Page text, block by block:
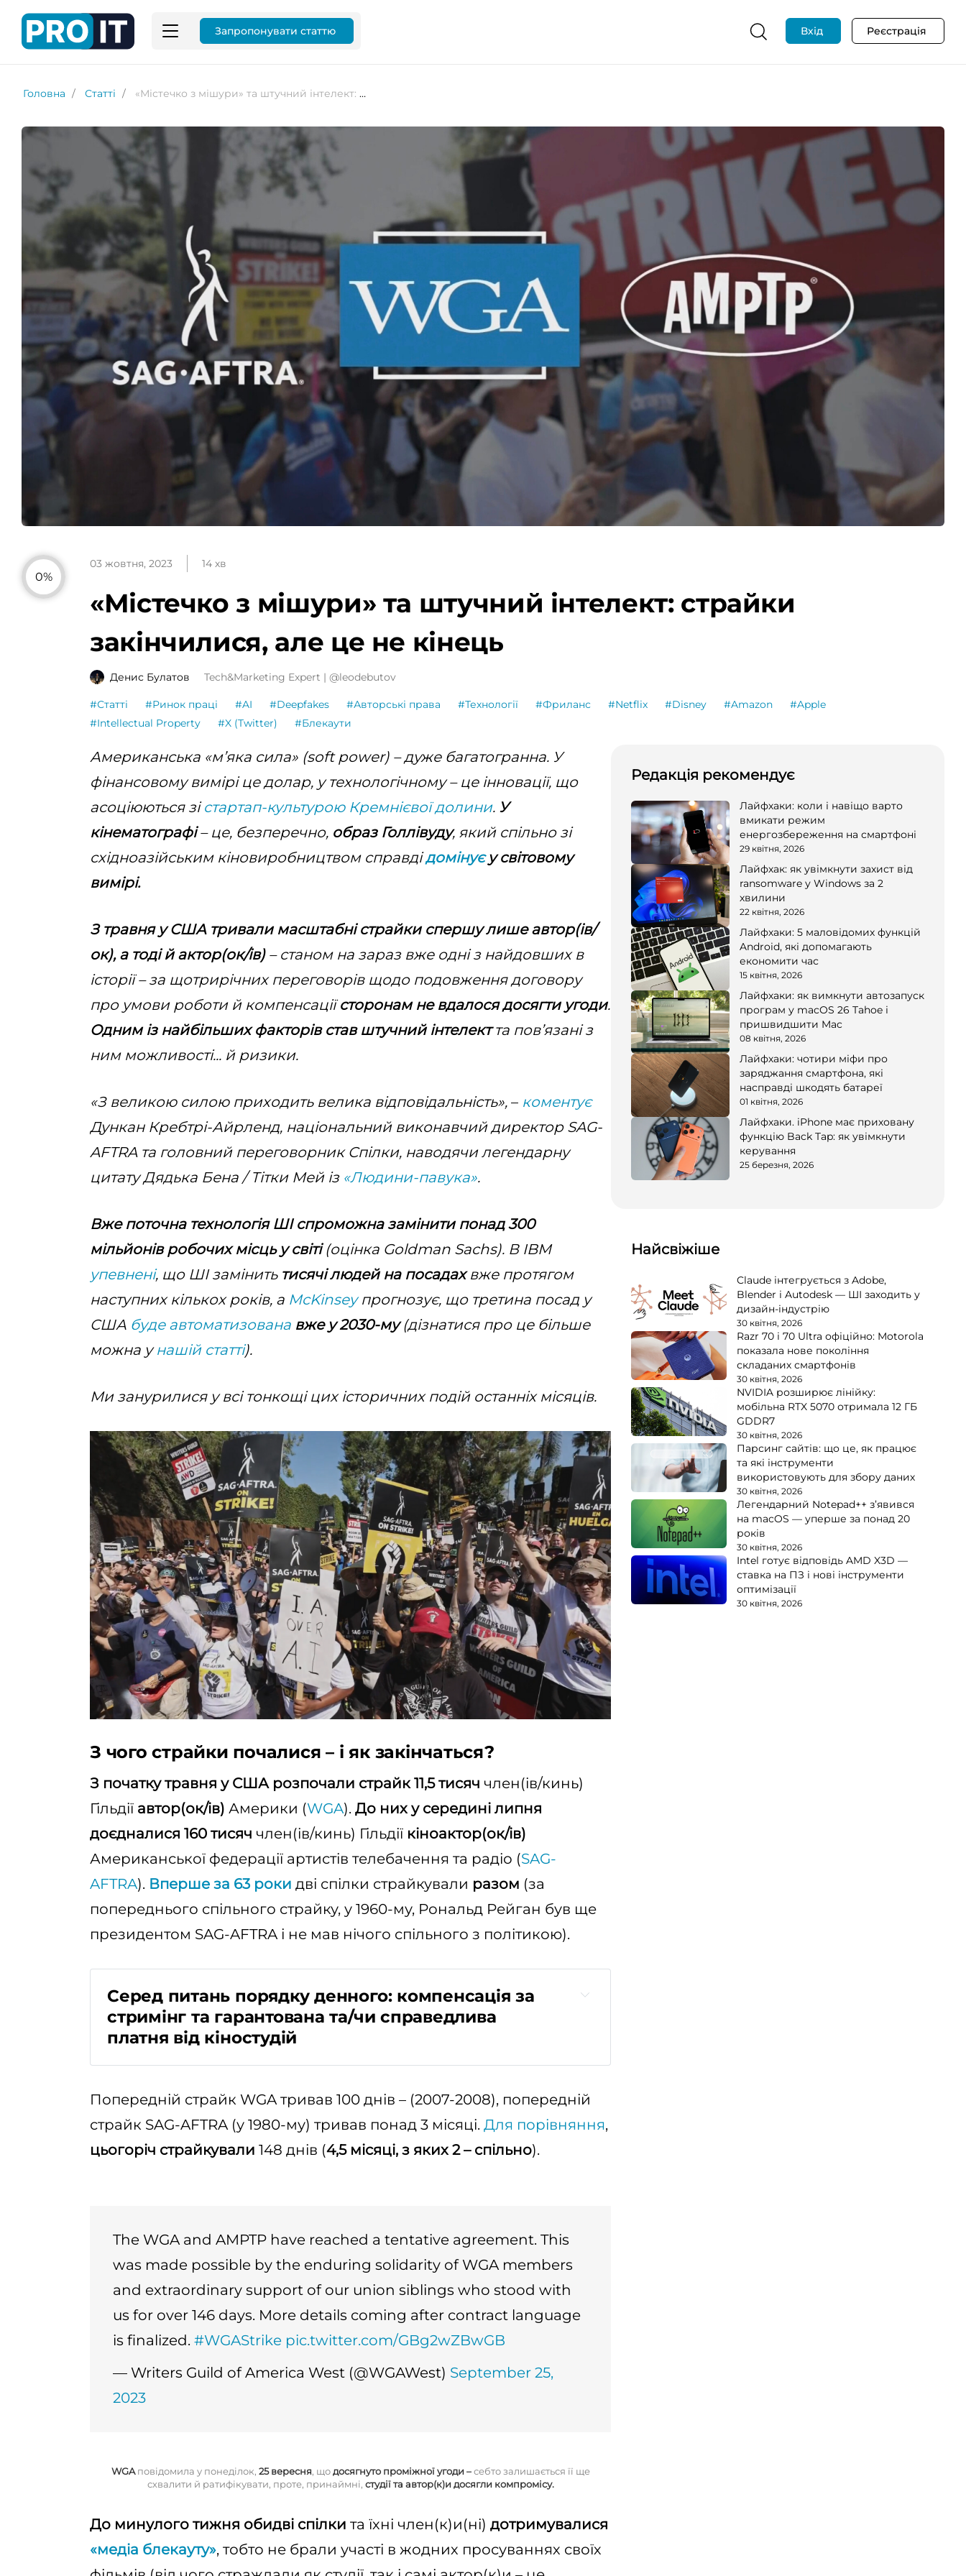
Запропонувати статтю Вхід Реєстрація
Головна Статті «Містечко з мішури» та штучний інтелект: страйки закінчилися, але це не кінець
0%
03 жовтня, 2023 14 хв
«Містечко з мішури» та штучний інтелект: страйки
закінчилися, але це не кінець
Денис Булатов Tech&Marketing Expert | @leodebutov
#Статті #Ринок праці #AI #Deepfakes #Авторські права #Технології #Фриланс #Netflix #Disney #Amazon
#Apple
#Intellectual Property
#X (Twitter) #Блекаути
Американська «мʼяка сила» (soft power) – дуже багатогранна. У
фінансовому вимірі це долар, у технологічному – це інновації, що
асоціюються зістартап-культурою Кремнієвої долини. У
кінематографі– це, безперечно, образ Голлівуду, який спільно зі
східноазійським кіновиробництвом справдідомінує у світовому
вимірі.
З травня у США тривали масштабні страйки спершу лише автор(ів/
ок), а тоді й актор(ок/ів) – станом на зараз вже одні з найдовших в
історії – за щотрирічних переговорів щодо подовження договору
про умови роботи й компенсаціїсторонам не вдалося досягти угоди.
Одним із найбільших факторів став штучний інтелектта повʼязані з
ним можливості... й ризики.
«З великою силою приходить велика відповідальність», – коментує
Дункан Кребтрі-Айрленд, національний виконавчий директор SAG-
AFTRA та головний переговорник Спілки, наводячи легендарну
цитату Дядька Бена / Тітки Мей із «Людини-павука».
Вже поточна технологія ШІ спроможна замінити понад 300
мільйонів робочих місць у світі(оцінка Goldman Sachs). В IBM
упевнені, що ШІ замінить тисячі людей на посадахвже протягом
наступних кількох років, а McKinseyпрогнозує, що третина посад у
США буде автоматизована вже у 2030-му(дізнатися про це більше
можна унашій статті).
Ми занурилися у всі тонкощі цих історичних подій останніх місяців.
З чого страйки почалися – і як закінчаться?
З початку травня у США розпочали страйк 11,5 тисяч член(ів/кинь)
Гільдії автор(ок/ів) Америки (WGA). До них у середині липня
доєдналися 160 тисяч член(ів/кинь) Гільдії кіноактор(ок/ів)
Американської федерації артистів телебачення та радіо (SAG-
AFTRA). Вперше за 63 роки дві спілки страйкували разом (за
попереднього спільного страйку, у 1960-му, Рональд Рейган був ще
президентом SAG-AFTRA і не мав нічого спільного з політикою).‌
Серед питань порядку денного: компенсація за
стримінг та гарантована та/чи справедлива
платня від кіностудій
Netflix
Попередній страйк WGA тривав 100 днів – (2007-2008), попередній
страйк SAG-AFTRA (у 1980-му) тривав понад 3 місяці. Для порівняння,
цьогоріч страйкували 148 днів (4,5 місяці, з яких 2 – спільно).
The WGA and AMPTP have reached a tentative agreement. This
was made possible by the enduring solidarity of WGA members
and extraordinary support of our union siblings who stood with
us for over 146 days. More details coming after contract language
is finalized. #WGAStrike pic.twitter.com/GBg2wZBwGB
— Writers Guild of America West (@WGAWest) September 25,
2023
WGAповідомила у понеділок, 25 вересня, щодосягнуто проміжної угоди –себто залишається її ще
схвалити й ратифікувати, проте, принаймні, студії та автор(к)и досягли компромісу.
До минулого тижня обидві спілки та їхні член(к)и(ні) дотримувалися
«медіа блекауту», тобто не брали участі в жодних просуваннях своїх
Редакція рекомендує
Лайфхаки: коли і навіщо варто
вмикати режим
енергозбереження на смартфоні
29 квітня, 2026
Лайфхак: як увімкнути захист від
ransomware у Windows за 2
хвилини
22 квітня, 2026
Лайфхаки: 5 маловідомих функцій
Android, які допомагають
економити час
15 квітня, 2026
Лайфхаки: як вимкнути автозапуск
програм у macOS 26 Tahoe і
пришвидшити Mac
08 квітня, 2026
Лайфхаки: чотири міфи про
заряджання смартфона, які
насправді шкодять батареї
01 квітня, 2026
Лайфхаки. iPhone має приховану
функцію Back Tap: як увімкнути
керування
25 березня, 2026
Найсвіжіше
Claude інтегрується з Adobe,
Blender і Autodesk — ШІ заходить у
дизайн-індустрію
30 квітня, 2026
Razr 70 і 70 Ultra офіційно: Motorola
показала нове покоління
складаних смартфонів
30 квітня, 2026
NVIDIA розширює лінійку:
мобільна RTX 5070 отримала 12 ГБ
GDDR7
30 квітня, 2026
Парсинг сайтів: що це, як працює
та які інструменти
використовують для збору даних
30 квітня, 2026
Легендарний Notepad++ з’явився
на macOS — уперше за понад 20
років
30 квітня, 2026
Intel готує відповідь AMD X3D —
ставка на ПЗ і нові інструменти
оптимізації
30 квітня, 2026